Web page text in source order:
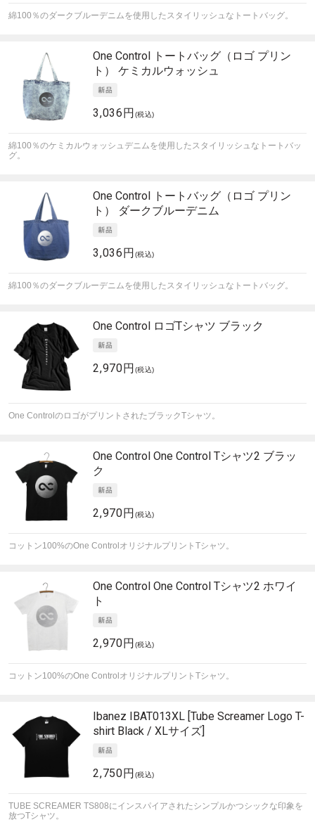
綿100％のダークブルーデニムを使用したスタイリッシュなトートバッグ。
One Control トートバッグ（ロゴ プリン
ト） ケミカルウォッシュ
3,036円 (税込)
綿100％のケミカルウォッシュデニムを使用したスタイリッシュなトートバッ
グ。
One Control トートバッグ（ロゴ プリン
ト） ダークブルーデニム
3,036円 (税込)
綿100％のダークブルーデニムを使用したスタイリッシュなトートバッグ。
One Control ロゴTシャツ ブラック
2,970円 (税込)
One ControlのロゴがプリントされたブラックTシャツ。
One Control One Control Tシャツ2 ブラッ
ク
2,970円 (税込)
コットン100%のOne ControlオリジナルプリントTシャツ。
One Control One Control Tシャツ2 ホワイ
ト
2,970円 (税込)
コットン100%のOne ControlオリジナルプリントTシャツ。
Ibanez IBAT013XL [Tube Screamer Logo T-
shirt Black / XLサイズ]
2,750円 (税込)
TUBE SCREAMER TS808にインスパイアされたシンプルかつシックな印象を
放つTシャツ。